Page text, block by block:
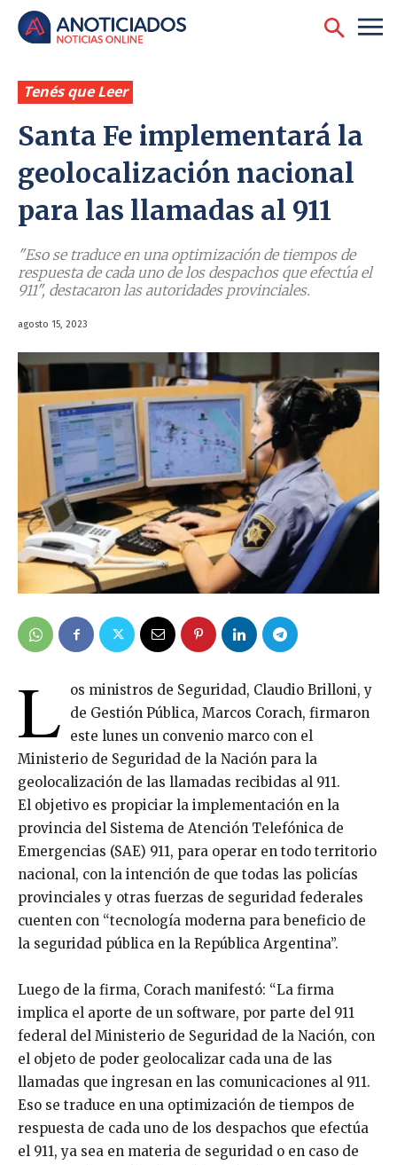
Tenés que Leer
Santa Fe implementará la
geolocalización nacional
para las llamadas al 911
"Eso se traduce en una optimización de tiempos de
respuesta de cada uno de los despachos que efectúa el
911", destacaron las autoridades provinciales.
agosto 15, 2023
L
os ministros de Seguridad, Claudio Brilloni, y
de Gestión Pública, Marcos Corach, firmaron
este lunes un convenio marco con el
Ministerio de Seguridad de la Nación para la
geolocalización de las llamadas recibidas al 911.
El objetivo es propiciar la implementación en la
provincia del Sistema de Atención Telefónica de
Emergencias (SAE) 911, para operar en todo territorio
nacional, con la intención de que todas las policías
provinciales y otras fuerzas de seguridad federales
cuenten con “tecnología moderna para beneficio de
la seguridad pública en la República Argentina”.
Luego de la firma, Corach manifestó: “La firma
implica el aporte de un software, por parte del 911
federal del Ministerio de Seguridad de la Nación, con
el objeto de poder geolocalizar cada una de las
llamadas que ingresan en las comunicaciones al 911.
Eso se traduce en una optimización de tiempos de
respuesta de cada uno de los despachos que efectúa
el 911, ya sea en materia de seguridad o en caso de